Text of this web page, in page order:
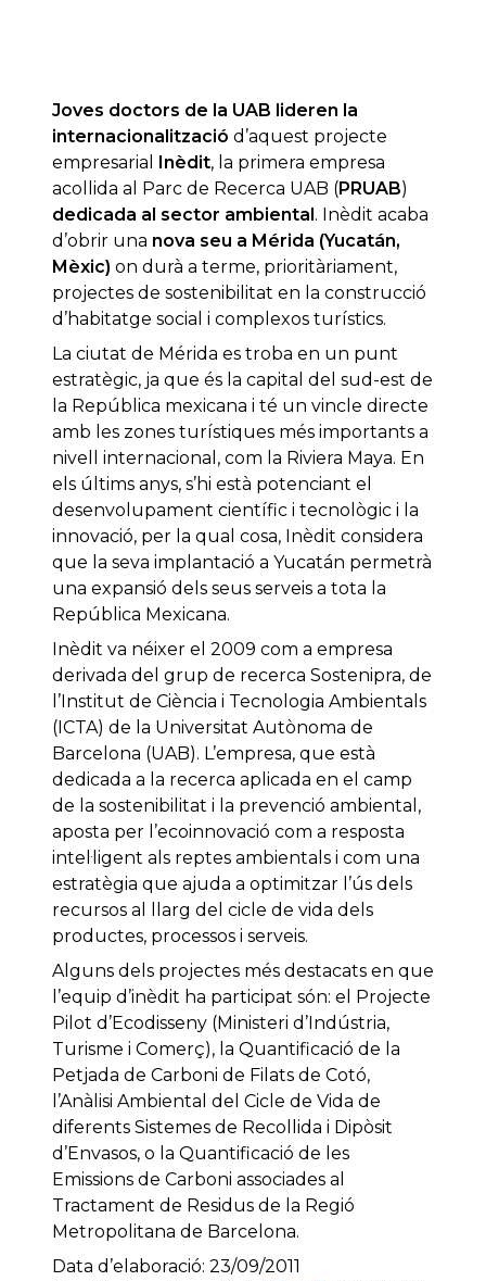
Joves doctors de la UAB lideren la
internacionalització d’aquest projecte
empresarial Inèdit, la primera empresa
acollida al Parc de Recerca UAB (PRUAB)
dedicada al sector ambiental. Inèdit acaba
d’obrir una nova seu a Mérida (Yucatán,
Mèxic) on durà a terme, prioritàriament,
projectes de sostenibilitat en la construcció
d’habitatge social i complexos turístics.
La ciutat de Mérida es troba en un punt
estratègic, ja que és la capital del sud-est de
la República mexicana i té un vincle directe
amb les zones turístiques més importants a
nivell internacional, com la Riviera Maya. En
els últims anys, s’hi està potenciant el
desenvolupament científic i tecnològic i la
innovació, per la qual cosa, Inèdit considera
que la seva implantació a Yucatán permetrà
una expansió dels seus serveis a tota la
República Mexicana.
Inèdit va néixer el 2009 com a empresa
derivada del grup de recerca Sostenipra, de
l’Institut de Ciència i Tecnologia Ambientals
(ICTA) de la Universitat Autònoma de
Barcelona (UAB). L’empresa, que està
dedicada a la recerca aplicada en el camp
de la sostenibilitat i la prevenció ambiental,
aposta per l’ecoinnovació com a resposta
intel·ligent als reptes ambientals i com una
estratègia que ajuda a optimitzar l’ús dels
recursos al llarg del cicle de vida dels
productes, processos i serveis.
Alguns dels projectes més destacats en que
l’equip d’inèdit ha participat són: el Projecte
Pilot d’Ecodisseny (Ministeri d’Indústria,
Turisme i Comerç), la Quantificació de la
Petjada de Carboni de Filats de Cotó,
l’Anàlisi Ambiental del Cicle de Vida de
diferents Sistemes de Recollida i Dipòsit
d’Envasos, o la Quantificació de les
Emissions de Carboni associades al
Tractament de Residus de la Regió
Metropolitana de Barcelona.
Data d’elaboració: 23/09/2011